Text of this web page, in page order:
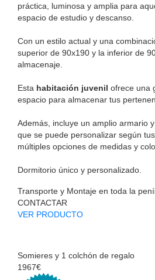
práctica, luminosa y amplia para
espacio de estudio y descanso.
Con un estilo actual y una
superior de 90x190 y la inferior de
almacenaje.
Esta habitación juvenil ofrece una
espacio para almacenar tus
Además, incluye un amplio armario
que se puede personalizar según
múltiples opciones de medidas y
Dormitorio único y personalizado.
Transporte y Montaje en toda la
CONTACTAR
VER PRODUCTO
Somieres y 1 colchón de regalo
1967€